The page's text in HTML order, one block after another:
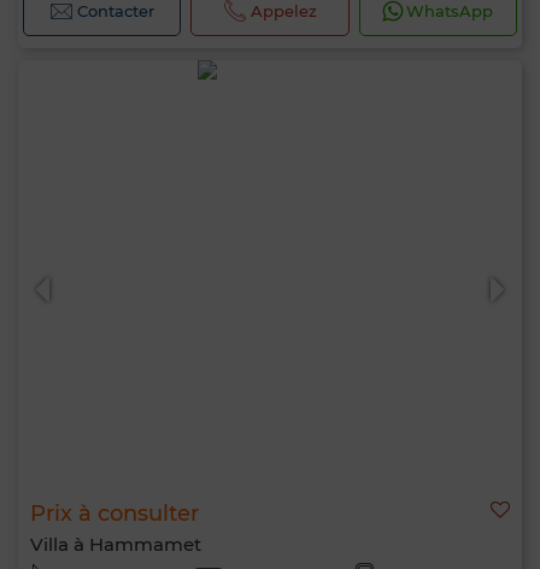
Contacter Appelez WhatsApp
Prix à consulter
Villa à Hammamet